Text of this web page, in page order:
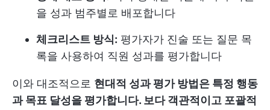
을 성과 범주별로 배포합니다
체크리스트 방식: 평가자가 진술 또는 질문 목
록을 사용하여 직원 성과를 평가합니다
이와 대조적으로 현대적 성과 평가 방법은 특정 행동
과 목표 달성을 평가합니다. 보다 객관적이고 포괄적